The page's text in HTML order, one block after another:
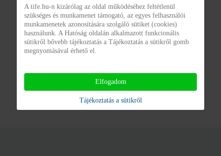
ajánlatok elbírálásáról, a megkötött szerződésekről)
közzétételi egységben releváns információval.
A tife.hu-n kizárólag az oldal működéséhez feltétlenül
szükséges és munkamenet támogató, az egyes felhasználói
munkamenetek azonosítására szolgáló sütiket (cookies)
használunk. A Hatóság oldalán alkalmazott funkcionális
sütikről bővebb tájékoztatás a Tájékoztatás a sütikről gomb
megnyomásával érhető el.
Elfogadom
Tájékoztatás a sütikről